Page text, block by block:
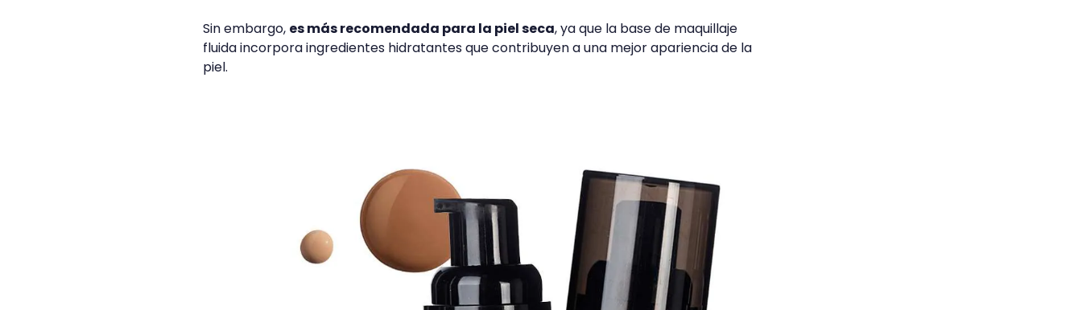
Sin embargo, es más recomendada para la piel seca, ya que la base de maquillaje
fluida incorpora ingredientes hidratantes que contribuyen a una mejor apariencia de la
piel.